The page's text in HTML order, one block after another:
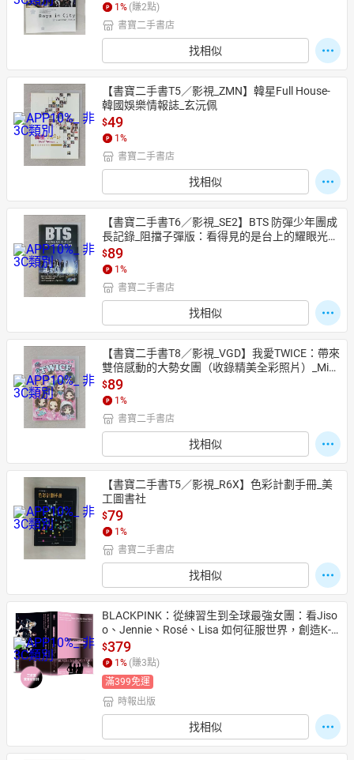
1 % (賺2點)
書寶二手書店
找相似
【書寶二手書T5／影視_ZMN】韓星Full House-
韓國娛樂情報誌_玄沅佩
$49
1 %
書寶二手書店
找相似
【書寶二手書T6／影視_SE2】BTS 防彈少年團成
長記錄_阻擋子彈版：看得見的是台上的耀眼光
芒，看不見的是台下的汗淚交織。藉由前BBC撰
稿人敏銳之眼，陪伴A.R.M.Y貼近BTS，一起參與
透明翻譯有限公司
$89
1 %
書寶二手書店
找相似
【書寶二手書T8／影視_VGD】我愛TWICE：帶來
雙倍感動的大勢女團（收錄精美全彩照片）_Miss
Banana
$89
1 %
書寶二手書店
找相似
【書寶二手書T5／影視_R6X】色彩計劃手冊_美
工圖書社
$79
1 %
書寶二手書店
找相似
BLACKPINK：從練習生到全球最強女團：看Jiso
o、Jennie、Rosé、Lisa 如何征服世界，創造K-p
op傳奇！【正反雙封面設計】
$379
1 % (賺3點)
滿399免運
時報出版
找相似